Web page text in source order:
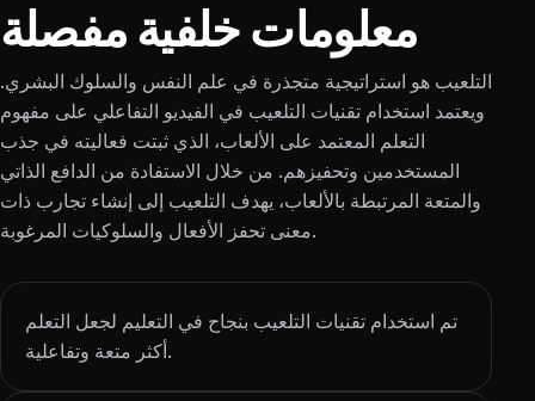
معلومات خلفية مفصلة
التلعيب هو استراتيجية متجذرة في علم النفس والسلوك البشري.
ويعتمد استخدام تقنيات التلعيب في الفيديو التفاعلي على مفهوم
التعلم المعتمد على الألعاب، الذي ثبتت فعاليته في جذب
المستخدمين وتحفيزهم. من خلال الاستفادة من الدافع الذاتي
والمتعة المرتبطة بالألعاب، يهدف التلعيب إلى إنشاء تجارب ذات
معنى تحفز الأفعال والسلوكيات المرغوبة.
تم استخدام تقنيات التلعيب بنجاح في التعليم لجعل التعلم
أكثر متعة وتفاعلية.